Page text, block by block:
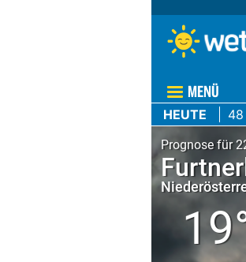
MENÜ
HEUTE 48
Prognose für